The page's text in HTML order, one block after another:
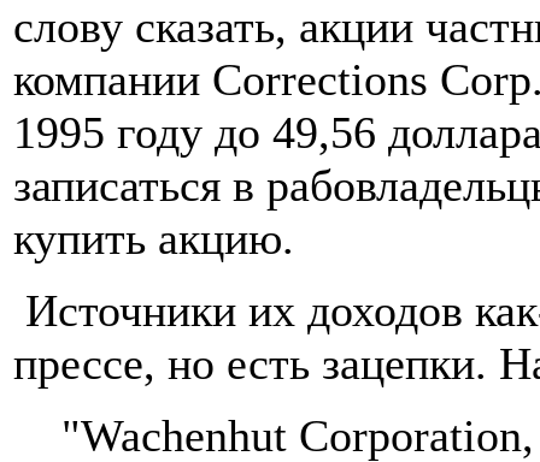
слову сказать, акции
компании Corrections
1995 году до 49,56
записаться в
купить акцию.
Источники их доходов
прессе, но есть зацепки.
"Wachenhut Corporation,